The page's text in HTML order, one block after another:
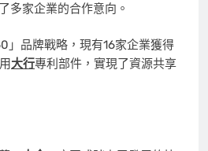
多家企業的合作意向。
」品牌戰略，現有16家企業獲得
大行專利部件，實現了資源共享